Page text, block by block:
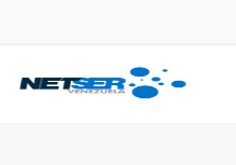
+ 584122246305